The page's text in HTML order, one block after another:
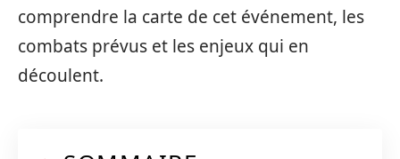
comprendre la carte de cet événement, les
combats prévus et les enjeux qui en
découlent.